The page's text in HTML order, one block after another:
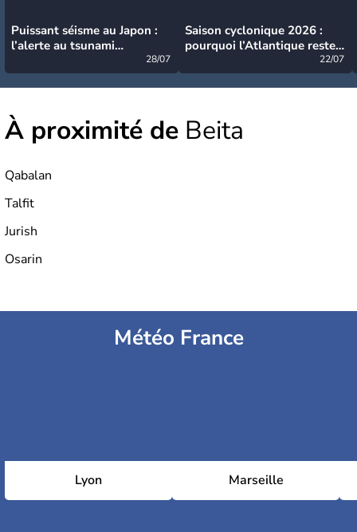
Puissant séisme au Japon :
l’alerte au tsunami
28/07
Saison cyclonique 2026 :
pourquoi l’Atlantique reste
22/07
À proximité de Beita
Qabalan
Talfit
Jurish
Osarin
Météo France
Lyon Marseille